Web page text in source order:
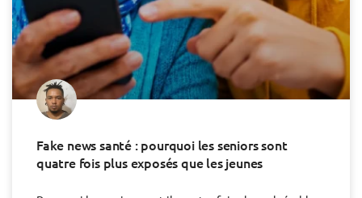
Fake news santé : pourquoi les seniors sont
quatre fois plus exposés que les jeunes